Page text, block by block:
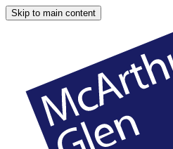
Skip to main content